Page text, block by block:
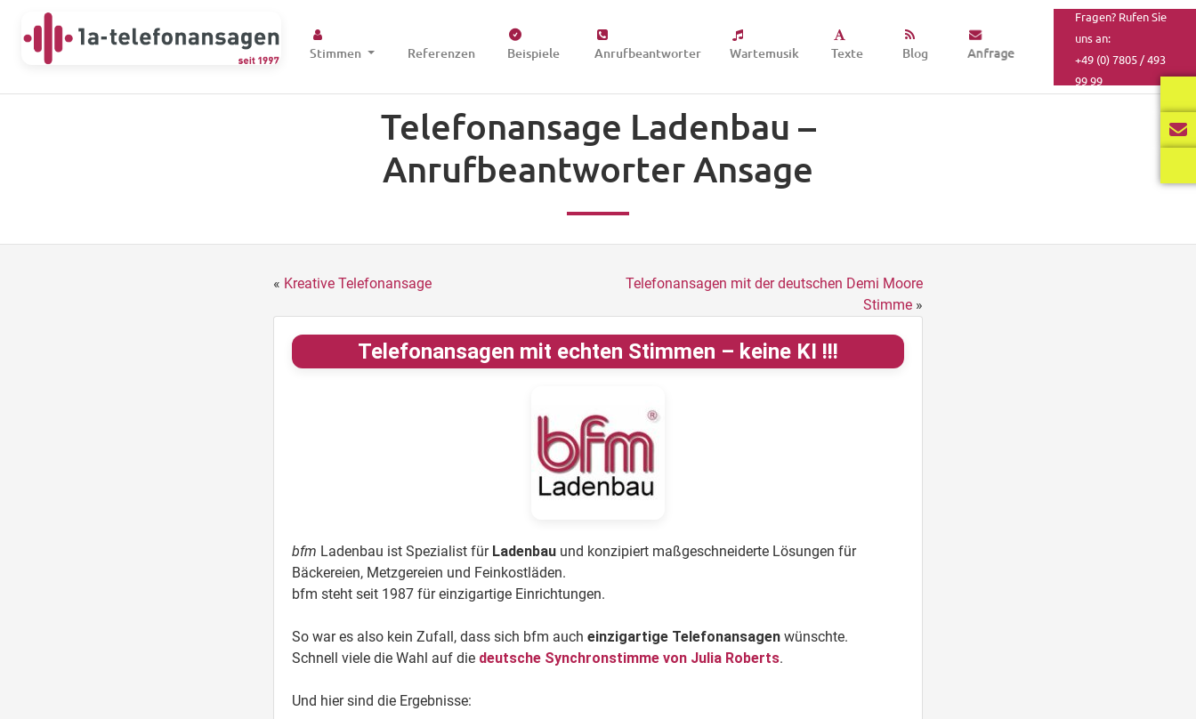
Stimmen Referenzen Beispiele Anrufbeantworter Wartemusik Texte Blog Anfrage
Fragen? Rufen Sie
uns an:
+49 (0) 7805 / 493
99 99
Telefonansage Ladenbau –
Anrufbeantworter Ansage
« Kreative Telefonansage
Telefonansagen mit der deutschen Demi Moore
Stimme »
Telefonansagen mit echten Stimmen – keine KI !!!
bfm Ladenbau ist Spezialist für Ladenbau und konzipiert maßgeschneiderte Lösungen für
Bäckereien, Metzgereien und Feinkostläden.
bfm steht seit 1987 für einzigartige Einrichtungen.
So war es also kein Zufall, dass sich bfm auch einzigartige Telefonansagen wünschte.
Schnell viele die Wahl auf die deutsche Synchronstimme von Julia Roberts.
Und hier sind die Ergebnisse: